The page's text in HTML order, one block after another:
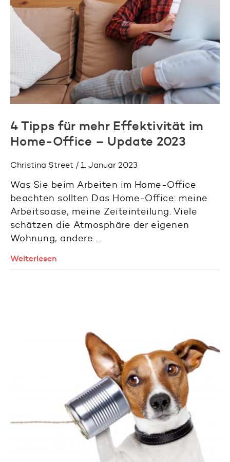
4 Tipps für mehr Effektivität im
Home-Office – Update 2023
Christina Street / 1. Januar 2023
Was Sie beim Arbeiten im Home-Office
beachten sollten Das Home-Office: meine
Arbeitsoase, meine Zeiteinteilung. Viele
schätzen die Atmosphäre der eigenen
Wohnung, andere …
Weiterlesen